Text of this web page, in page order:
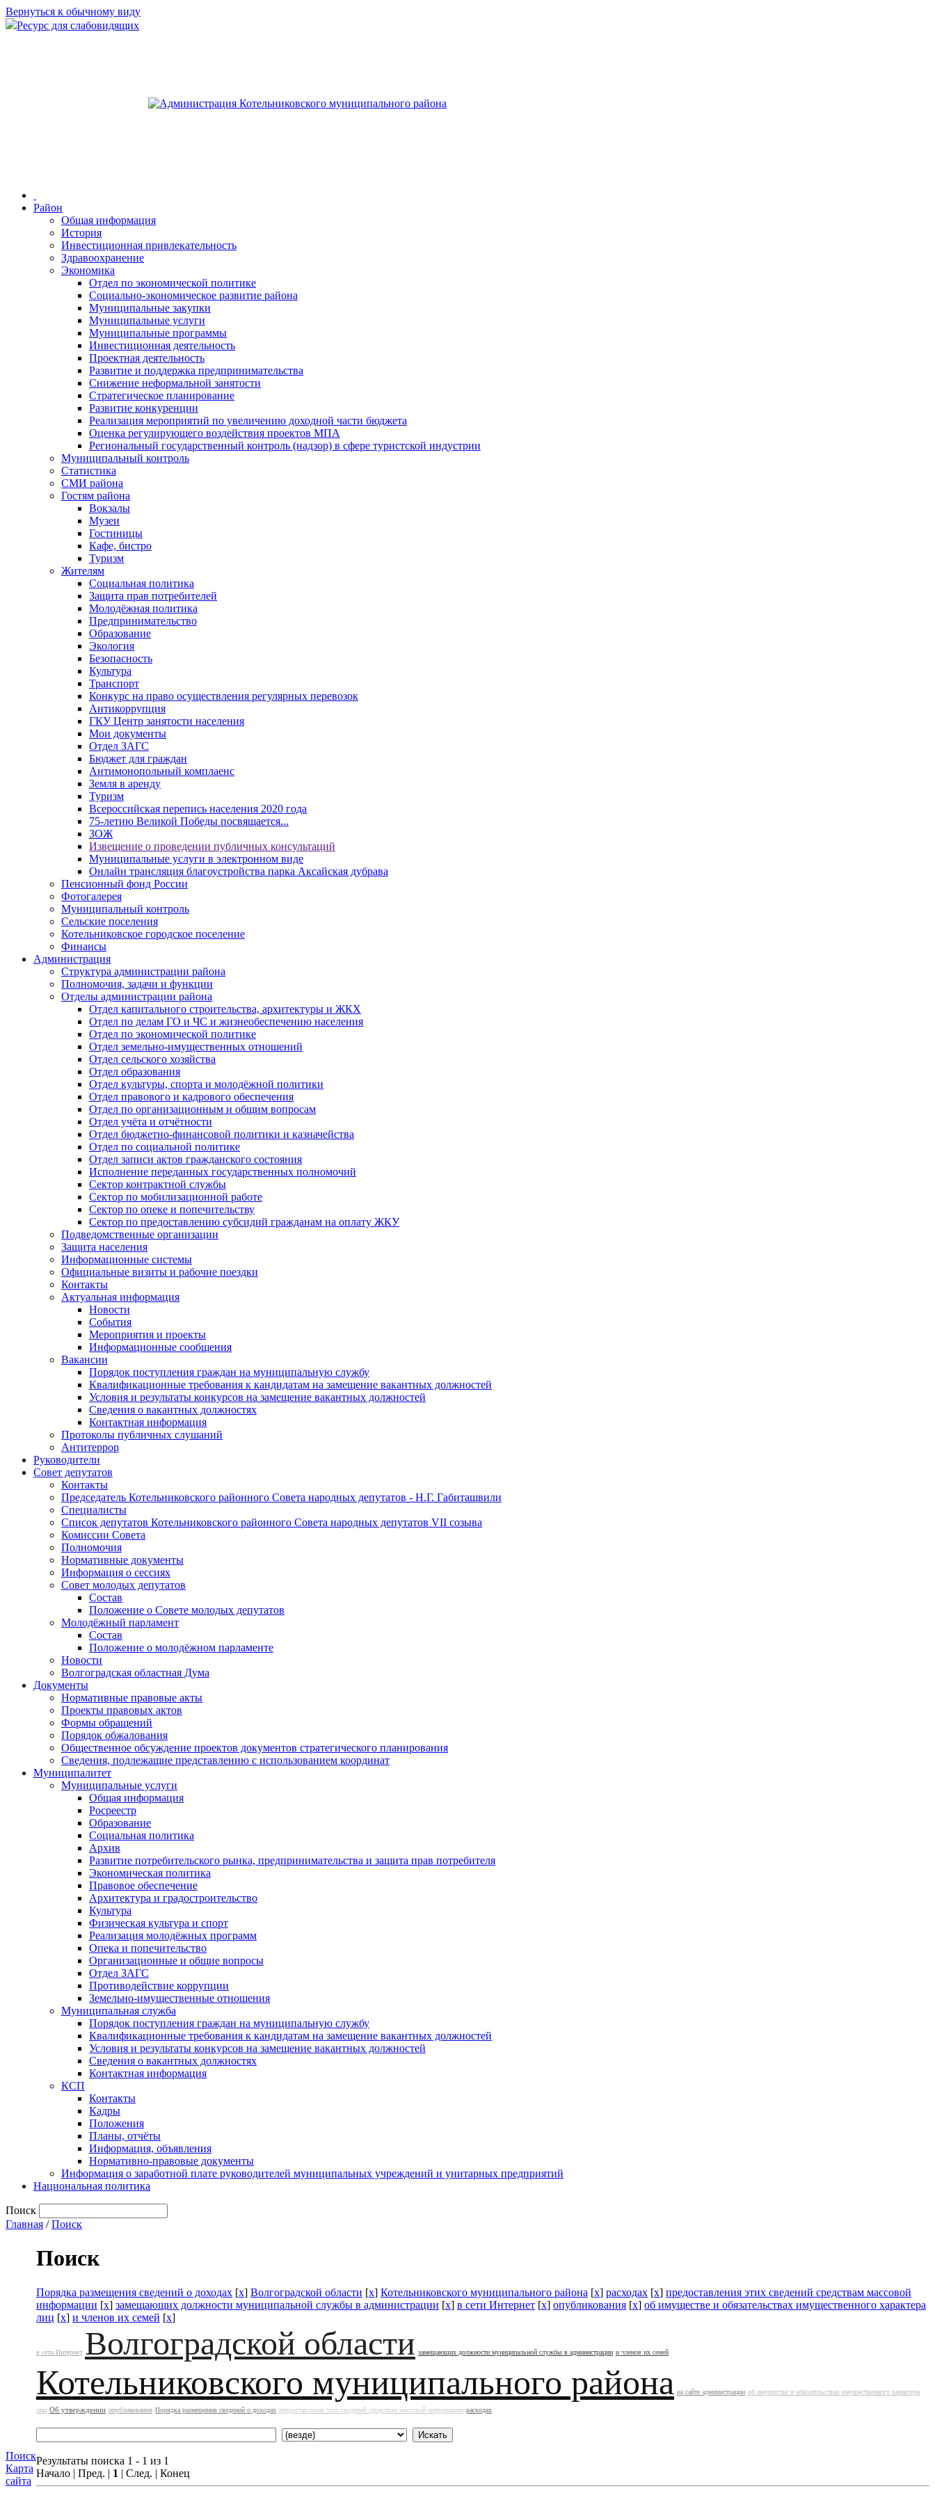
Вернуться к обычному виду
Ресурс для слабовидящих
Район
Общая информация
История
Инвестиционная привлекательность
Здравоохранение
Экономика
Отдел по экономической политике
Социально-экономическое развитие района
Муниципальные закупки
Муниципальные услуги
Муниципальные программы
Инвестиционная деятельность
Проектная деятельность
Развитие и поддержка предпринимательства
Снижение неформальной занятости
Стратегическое планирование
Развитие конкуренции
Реализация мероприятий по увеличению доходной части бюджета
Оценка регулирующего воздействия проектов МПА
Региональный государственный контроль (надзор) в сфере туристской индустрии
Муниципальный контроль
Статистика
СМИ района
Гостям района
Вокзалы
Музеи
Гостиницы
Кафе, бистро
Туризм
Жителям
Социальная политика
Защита прав потребителей
Молодёжная политика
Предпринимательство
Образование
Экология
Безопасность
Культура
Транспорт
Конкурс на право осуществления регулярных перевозок
Антикоррупция
ГКУ Центр занятости населения
Мои документы
Отдел ЗАГС
Бюджет для граждан
Антимонопольный комплаенс
Земля в аренду
Туризм
Всероссийская перепись населения 2020 года
75-летию Великой Победы посвящается...
ЗОЖ
Извещение о проведении публичных консультаций
Муниципальные услуги в электронном виде
Онлайн трансляция благоустройства парка Аксайская дубрава
Пенсионный фонд России
Фотогалерея
Муниципальный контроль
Сельские поселения
Котельниковское городское поселение
Финансы
Администрация
Структура администрации района
Полномочия, задачи и функции
Отделы администрации района
Отдел капитального строительства, архитектуры и ЖКХ
Отдел по делам ГО и ЧС и жизнеобеспечению населения
Отдел по экономической политике
Отдел земельно-имущественных отношений
Отдел сельского хозяйства
Отдел образования
Отдел культуры, спорта и молодёжной политики
Отдел правового и кадрового обеспечения
Отдел по организационным и общим вопросам
Отдел учёта и отчётности
Отдел бюджетно-финансовой политики и казначейства
Отдел по социальной политике
Отдел записи актов гражданского состояния
Исполнение переданных государственных полномочий
Сектор контрактной службы
Сектор по мобилизационной работе
Сектор по опеке и попечительству
Сектор по предоставлению субсидий гражданам на оплату ЖКУ
Подведомственные организации
Защита населения
Информационные системы
Официальные визиты и рабочие поездки
Контакты
Актуальная информация
Новости
События
Мероприятия и проекты
Информационные сообщения
Вакансии
Порядок поступления граждан на муниципальную службу
Квалификационные требования к кандидатам на замещение вакантных должностей
Условия и результаты конкурсов на замещение вакантных должностей
Сведения о вакантных должностях
Контактная информация
Протоколы публичных слушаний
Антитеррор
Руководители
Совет депутатов
Контакты
Председатель Котельниковского районного Совета народных депутатов - Н.Г. Габиташвили
Специалисты
Список депутатов Котельниковского районного Совета народных депутатов VII созыва
Комиссии Совета
Полномочия
Нормативные документы
Информация о сессиях
Совет молодых депутатов
Состав
Положение о Совете молодых депутатов
Молодёжный парламент
Состав
Положение о молодёжном парламенте
Новости
Волгоградская областная Дума
Документы
Нормативные правовые акты
Проекты правовых актов
Формы обращений
Порядок обжалования
Общественное обсуждение проектов документов стратегического планирования
Сведения, подлежащие представлению с использованием координат
Муниципалитет
Муниципальные услуги
Общая информация
Росреестр
Образование
Социальная политика
Архив
Развитие потребительского рынка, предпринимательства и защита прав потребителя
Экономическая политика
Правовое обеспечение
Архитектура и градостроительство
Культура
Физическая культура и спорт
Реализация молодёжных программ
Опека и попечительство
Организационные и общие вопросы
Отдел ЗАГС
Противодействие коррупции
Земельно-имущественные отношения
Муниципальная служба
Порядок поступления граждан на муниципальную службу
Квалификационные требования к кандидатам на замещение вакантных должностей
Условия и результаты конкурсов на замещение вакантных должностей
Сведения о вакантных должностях
Контактная информация
КСП
Контакты
Кадры
Положения
Планы, отчёты
Информация, объявления
Нормативно-правовые документы
Информация о заработной плате руководителей муниципальных учреждений и унитарных предприятий
Национальная политика
Поиск
Главная /Поиск
Поиск
Карта
сайта
Поиск
Порядка размещения сведений о доходах [x] Волгоградской области [x] Котельниковского муниципального района [x] расходах [x] предоставления этих сведений средствам массовой
информации [x] замещающих должности муниципальной службы в администрации [x] в сети Интернет [x] опубликования [x] об имуществе и обязательствах имущественного характера
лиц [x] и членов их семей [x]
в сети Интернет Волгоградской области замещающих должности муниципальной службы в администрации и членов их семей
Котельниковского муниципального района на сайте администрации об имуществе и обязательствах имущественного характера
лиц Об утверждении опубликования Порядка размещения сведений о доходах предоставления этих сведений средствам массовой информации расходах
Результаты поиска 1 - 1 из 1
Начало | Пред. | 1 | След. | Конец